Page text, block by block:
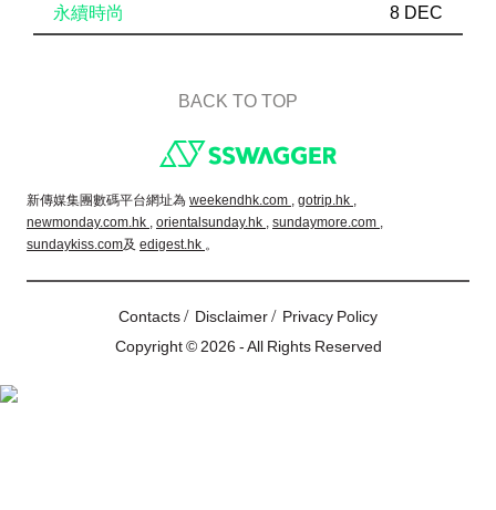
永續時尚 8 DEC
BACK TO TOP
新傳媒集團數碼平台網址為 weekendhk.com , gotrip.hk ,
newmonday.com.hk , orientalsunday.hk , sundaymore.com ,
sundaykiss.com及 edigest.hk 。
Contacts/ Disclaimer/ Privacy Policy
Copyright © 2026 - All Rights Reserved